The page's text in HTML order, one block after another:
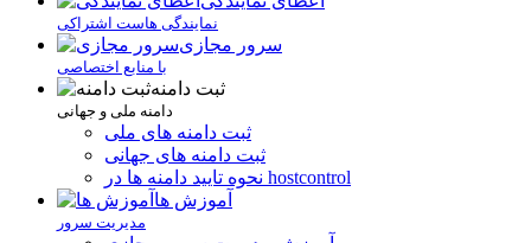
نمایندگی هاست اشتراکی
سرور مجازی
با منابع اختصاصی
ثبت دامنه
دامنه ملی و جهانی
ثبت دامنه های ملی
ثبت دامنه های جهانی
نحوه تایید دامنه ها در hostcontrol
آموزش ها
مدیریت سرور